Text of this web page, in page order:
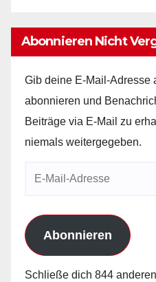
Abonnieren Nicht
Gib deine E-Mail-Adresse
abonnieren und
Beiträge via E-Mail zu
niemals weitergegeben.
Adresse
Abonnieren
Schließe dich 844